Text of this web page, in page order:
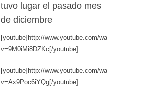
tuvo lugar el pasado mes
de diciembre
[youtube]http://www.youtube.com/watch?
v=9M0iMi8DZKc[/youtube]
[youtube]http://www.youtube.com/watch?
v=Ax9Poc6iYQg[/youtube]